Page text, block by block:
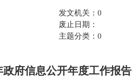
发文机关： 0
废止日期：
主题分类： 0
政府信息公开年度工作报告